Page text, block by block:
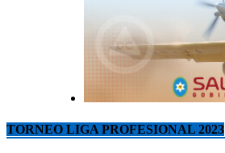
TORNEO LIGA PROFESIONAL 2023